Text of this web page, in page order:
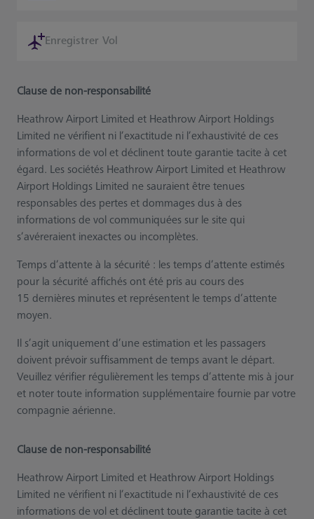
Enregistrer Vol
Clause de non-responsabilité
Heathrow Airport Limited et Heathrow Airport Holdings
Limited ne vérifient ni l’exactitude ni l’exhaustivité de ces
informations de vol et déclinent toute garantie tacite à cet
égard. Les sociétés Heathrow Airport Limited et Heathrow
Airport Holdings Limited ne sauraient être tenues
responsables des pertes et dommages dus à des
informations de vol communiquées sur le site qui
s’avéreraient inexactes ou incomplètes.
Temps d’attente à la sécurité : les temps d’attente estimés
pour la sécurité affichés ont été pris au cours des
15 dernières minutes et représentent le temps d’attente
moyen.
Il s’agit uniquement d’une estimation et les passagers
doivent prévoir suffisamment de temps avant le départ.
Veuillez vérifier régulièrement les temps d’attente mis à jour
et noter toute information supplémentaire fournie par votre
compagnie aérienne.
Clause de non-responsabilité
Heathrow Airport Limited et Heathrow Airport Holdings
Limited ne vérifient ni l’exactitude ni l’exhaustivité de ces
informations de vol et déclinent toute garantie tacite à cet